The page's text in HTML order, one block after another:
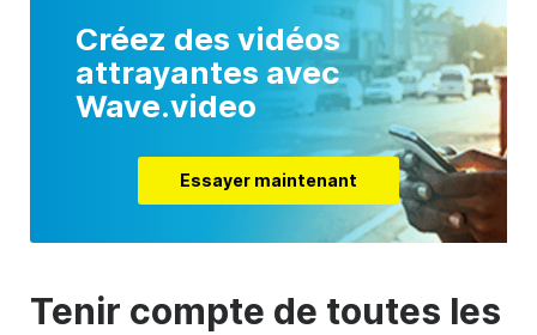
Créez des vidéos
attrayantes avec
Wave.video
Essayer maintenant
Tenir compte de toutes les